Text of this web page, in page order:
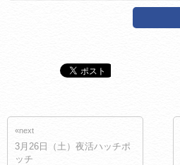
«next
3月26日（土）夜活ハッチポ
ッチ